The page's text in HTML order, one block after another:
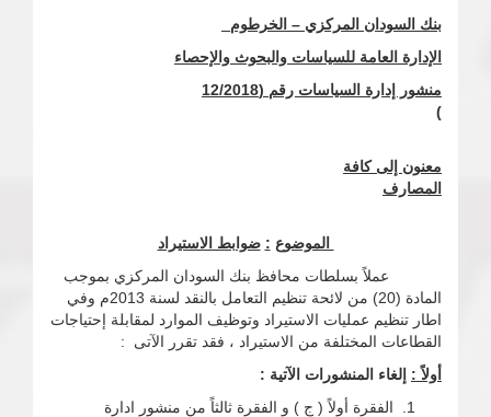
بنك السودان المركزي – الخرطوم
الإدارة العامة للسياسات والبحوث والإحصاء
منشور إدارة السياسات رقم (
12/2018
)
معنون إلى كافة
المصارف
الموضوع : ضوابط الاستيراد
عملاً بسلطات محافظ بنك السودان المركزي بموجب
المادة (20) من لائحة تنظيم التعامل بالنقد لسنة 2013م وفي
اطار تنظيم عمليات الاستيراد وتوظيف الموارد لمقابلة إحتياجات
القطاعات المختلفة من الاستيراد ، فقد تقرر الآتى :
أولاً : إلغاء المنشورات الآتية :
الفقرة أولاً ( ج ) و الفقرة ثالثاً من منشور ادارة